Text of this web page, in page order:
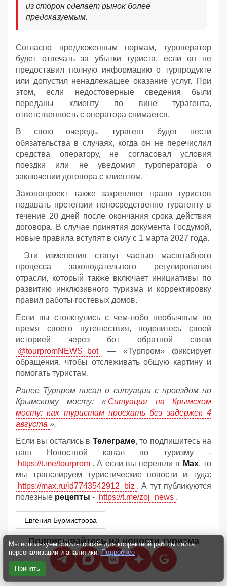
из сторон сделает рынок более
предсказуемым.
Согласно предложенным нормам, туроператор
будет отвечать за убытки туриста, если он не
предоставил полную информацию о турпродукте
или допустил ненадлежащее оказание услуг. При
этом, если недостоверные сведения были
переданы клиенту по вине турагента,
ответственность с оператора снимается.
В свою очередь, турагент будет нести
обязательства в случаях, когда он не перечислил
средства оператору, не согласовал условия
поездки или не уведомил туроператора о
заключении договора с клиентом.
Законопроект также закрепляет право туристов
подавать претензии непосредственно турагенту в
течение 20 дней после окончания срока действия
договора. В случае принятия документа Госдумой,
новые правила вступят в силу с 1 марта 2027 года.
Эти изменения станут частью масштабного
процесса законодательного регулирования
отрасли, который также включает инициативы по
развитию инклюзивного туризма и корректировку
правил работы гостевых домов.
Если вы столкнулись с чем-лобо необычным во
время своего путешествия, поделитесь своей
историей через бот обратной связи
@tourpromNEWS_bot
— «Турпром» фиксирует
обращения, чтобы отслеживать общую картину и
помогать туристам.
Ранее Турпром писал о ситуации с проездом по
Крымскому мосту: « Ситуация на Крымском
мосту: как туристам проехать без задержек 4
августа ».
Если вы остались в Телеграме, то подпишитесь на
наш Новостной канал по туризму -
https://t.me/tourprom . А если вы перешли в Мах, то
мы транслируем туристические новости и туда:
https://max.ru/id7743542912_biz . А тут публикуются
полезные рецепты - https://t.me/zoj_news .
Евгения Бурмистрова
Подписывайтесь на новости туризма
Мы используем файлы cookie для корректной работы сайта,
персонализации и аналитики. Подробнее
Принять